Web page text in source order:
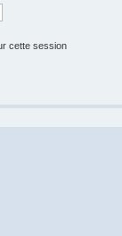
cette session